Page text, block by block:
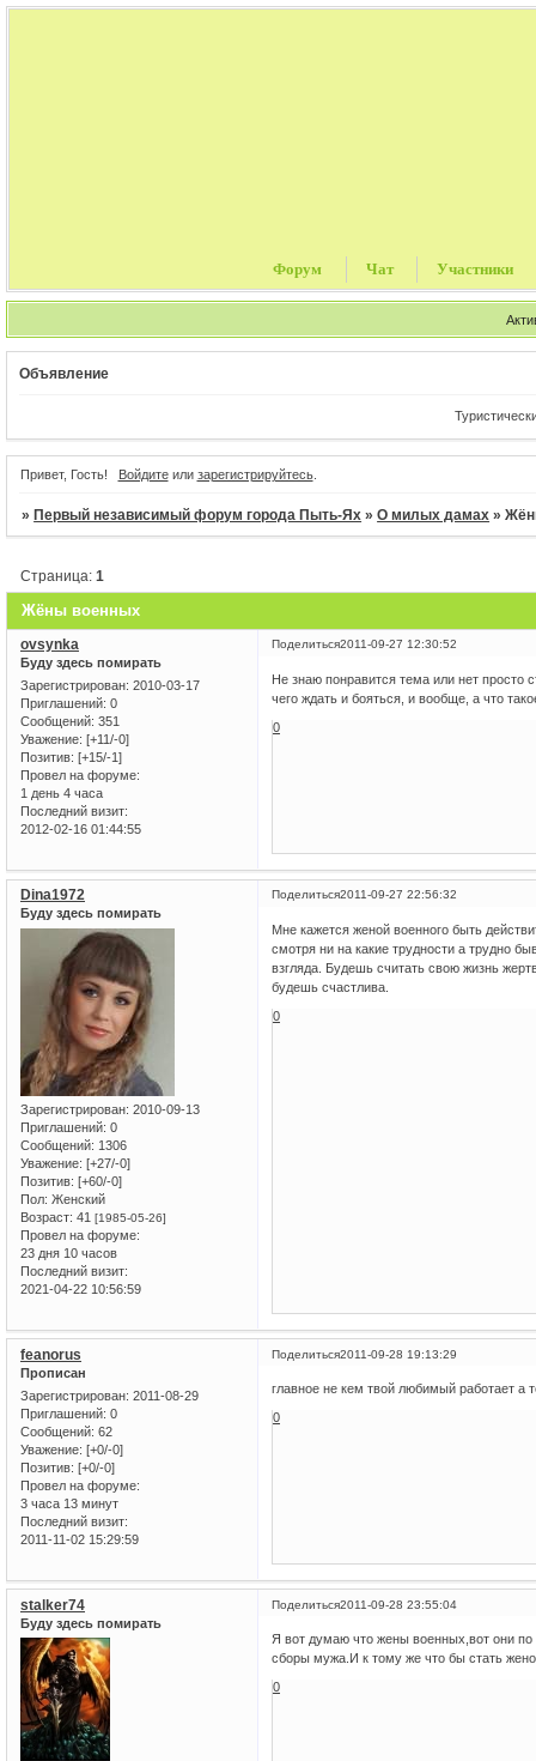
Форум Чат Участники
Объявление
Туристические
Привет, Гость! Войдитеили зарегистрируйтесь.
»Первый независимый форум города Пыть-Ях »О милых дамах »
Жёны военных
Страница:1
Поделиться2011-09-27 12:30:52
ovsynka
Буду здесь помирать
Зарегистрирован: 2010-03-17
Приглашений: 0
Сообщений: 351
Уважение: [+11/-0]
Позитив: [+15/-1]
Провел на форуме:
1 день 4 часа
Последний визит:
2012-02-16 01:44:55
Не знаю понравится тема или нет просто
чего ждать и бояться, и вообще, а что
0
Поделиться2011-09-27 22:56:32
Dina1972
Буду здесь помирать
Зарегистрирован: 2010-09-13
Приглашений: 0
Сообщений: 1306
Уважение: [+27/-0]
Позитив: [+60/-0]
Пол: Женский
Возраст: 41 [1985-05-26]
Провел на форуме:
23 дня 10 часов
Последний визит:
2021-04-22 10:56:59
Мне кажется женой военного быть
смотря ни на какие трудности а трудно
взгляда. Будешь считать свою жизнь
будешь счастлива.
0
Поделиться2011-09-28 19:13:29
feanorus
Прописан
Зарегистрирован: 2011-08-29
Приглашений: 0
Сообщений: 62
Уважение: [+0/-0]
Позитив: [+0/-0]
Провел на форуме:
3 часа 13 минут
Последний визит:
2011-11-02 15:29:59
главное не кем твой любимый работает а
0
Поделиться2011-09-28 23:55:04
stalker74
Буду здесь помирать
Я вот думаю что жены военных,вот они
сборы мужа.И к тому же что бы стать
0